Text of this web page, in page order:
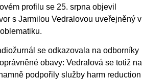
profilu se 25. srpna objevil
s Jarmilou Vedralovou uveřejněný v
se odkazovala na odborníky
obavy: Vedralová se totiž na
podpořily služby harm reduction